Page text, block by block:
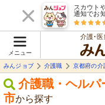
スカウト
通知でお
メニュー
介護･医
みんジョブ
介護職 京都府の介
介護職・ヘルパ
市から探す